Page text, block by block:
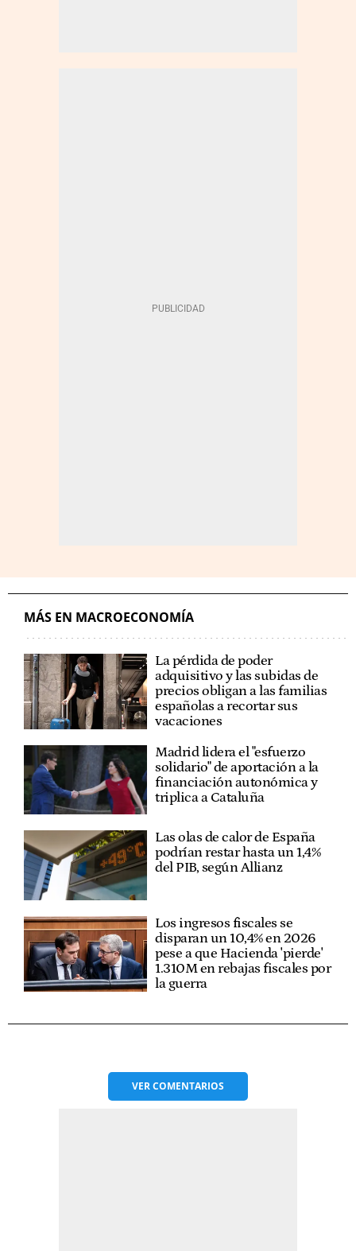
MÁS EN MACROECONOMÍA
La pérdida de poder
adquisitivo y las subidas de
precios obligan a las familias
españolas a recortar sus
vacaciones
Madrid lidera el "esfuerzo
solidario" de aportación a la
financiación autonómica y
triplica a Cataluña
Las olas de calor de España
podrían restar hasta un 1,4%
del PIB, según Allianz
Los ingresos fiscales se
disparan un 10,4% en 2026
pese a que Hacienda 'pierde'
1.310M en rebajas fiscales por
la guerra
VERCOMENTARIOS